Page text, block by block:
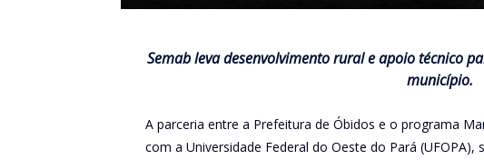
Semab leva desenvolvimento rural e apoio técnico
município.
A parceria entre a Prefeitura de Óbidos e o programa
com a Universidade Federal do Oeste do Pará